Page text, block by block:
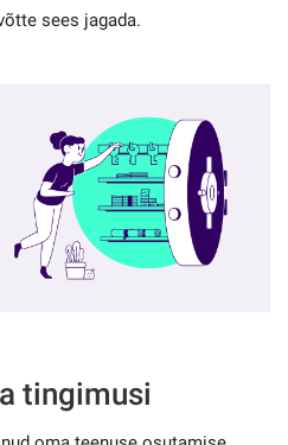
sees jagada.
tingimusi